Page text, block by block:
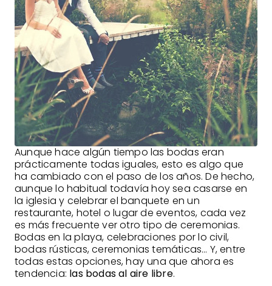
Aunque hace algún tiempo las bodas eran
prácticamente todas iguales, esto es algo que
ha cambiado con el paso de los años. De hecho,
aunque lo habitual todavía hoy sea casarse en
la iglesia y celebrar el banquete en un
restaurante, hotel o lugar de eventos, cada vez
es más frecuente ver otro tipo de ceremonias.
Bodas en la playa, celebraciones por lo civil,
bodas rústicas, ceremonias temáticas… Y, entre
todas estas opciones, hay una que ahora es
tendencia: las bodas al aire libre.